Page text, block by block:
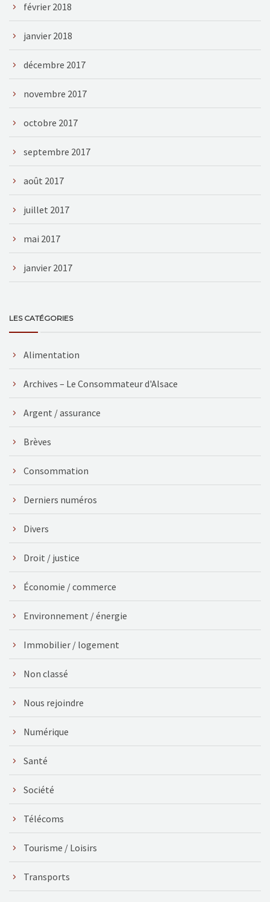
février 2018
janvier 2018
décembre 2017
novembre 2017
octobre 2017
septembre 2017
août 2017
juillet 2017
mai 2017
janvier 2017
LES CATÉGORIES
Alimentation
Archives – Le Consommateur d'Alsace
Argent / assurance
Brèves
Consommation
Derniers numéros
Divers
Droit / justice
Économie / commerce
Environnement / énergie
Immobilier / logement
Non classé
Nous rejoindre
Numérique
Santé
Société
Télécoms
Tourisme / Loisirs
Transports